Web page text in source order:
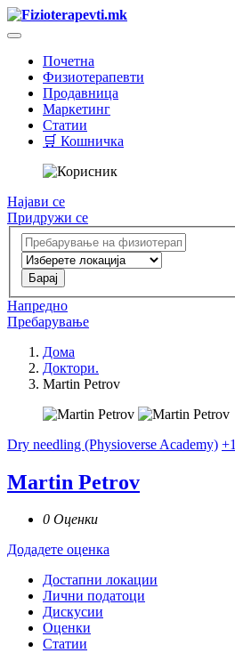
Почетна
Физиотерапевти
Продавница
Маркетинг
Статии
🛒 Кошничка
Најави се
Придружи се
Напредно
Пребарување
Дома
Доктори.
Martin Petrov
Dry needling (Physioverse Academy) +1
Martin Petrov
0 Оценки
Додадете оценка
Достапни локации
Лични податоци
Дискусии
Оценки
Статии